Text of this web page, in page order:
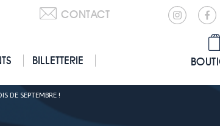
CONTACT
BILLETTERIE
DE SEPTEMBRE !